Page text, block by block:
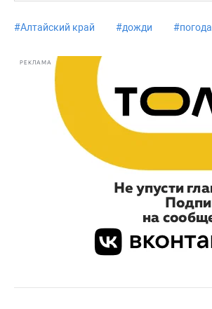
#Алтайский край #дожди #погода
РЕКЛАМА